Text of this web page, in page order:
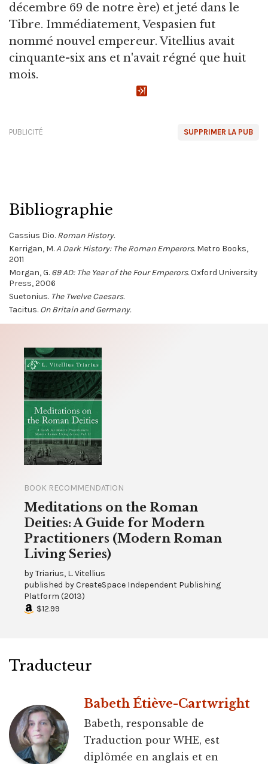
décembre 69 de notre ère) et jeté dans le
Tibre. Immédiatement, Vespasien fut
nommé nouvel empereur. Vitellius avait
cinquante-six ans et n'avait régné que huit
mois.
SUPPRIMER LA PUB
PUBLICITÉ
Bibliographie
Cassius Dio. Roman History.
Kerrigan, M.A Dark History: The Roman Emperors.Metro Books,
2011
Morgan, G. 69 AD: The Year of the Four Emperors.Oxford University
Press, 2006
Suetonius. The Twelve Caesars.
Tacitus. On Britain and Germany.
BOOK RECOMMENDATION
Meditations on the Roman
Deities: A Guide for Modern
Practitioners (Modern Roman
Living Series)
byTriarius, L. Vitellius
published byCreateSpace Independent Publishing
Platform (2013)
$12.99
Traducteur
Babeth Étiève-Cartwright
Babeth, responsable de
Traduction pour WHE, est
diplômée en anglais et en